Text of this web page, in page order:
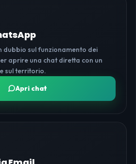
dubbio sul funzionamento dei
aprire una chat diretta con un
sul territorio.
Apri chat